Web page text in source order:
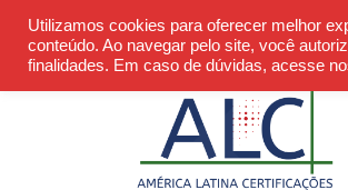
content
Utilizamos cookies para oferecer melhor
conteúdo. Ao navegar pelo site, você
finalidades. Em caso de dúvidas, acesse